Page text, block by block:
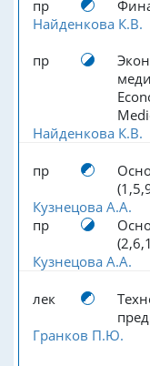
пр
Найденкова К.В.
пр
Найденкова К.В.
пр
Кузнецова А.А.
пр
Кузнецова А.А.
лек
Гранков П.Ю.